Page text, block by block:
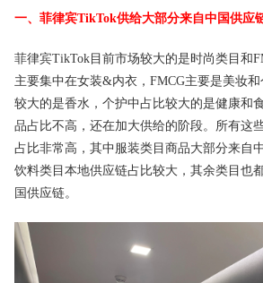
一、菲律宾TikTok供给大部分来自中国供应
菲律宾TikTok目前市场较大的是时尚类目和
主要集中在女装&内衣，FMCG主要是美妆
较大的是香水，个护中占比较大的是健康和
品占比不高，还在加大供给的阶段。所有这
占比非常高，其中服装类目商品大部分来自
饮料类目本地供应链占比较大，其余类目也
国供应链。